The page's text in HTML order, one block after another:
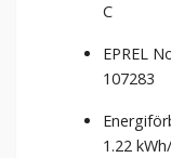
C
EPREL
107283
1.22